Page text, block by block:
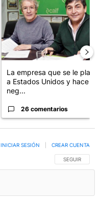
La empresa que se le plantó
a Estados Unidos y hace
neg...
26 comentarios
SIGA ESTA
SEGUIR
INICIAR SESIÓN CREAR CUENTA